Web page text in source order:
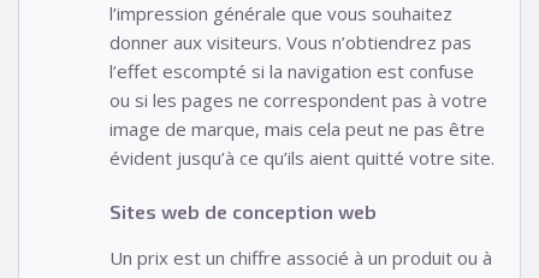
l’impression générale que vous souhaitez
donner aux visiteurs. Vous n’obtiendrez pas
l’effet escompté si la navigation est confuse
ou si les pages ne correspondent pas à votre
image de marque, mais cela peut ne pas être
évident jusqu’à ce qu’ils aient quitté votre site.
Sites web de conception web
Un prix est un chiffre associé à un produit ou à